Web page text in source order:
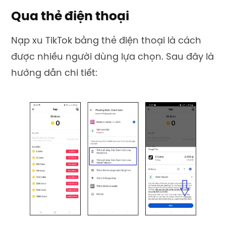
Qua thẻ điện thoại
Nạp xu TikTok bằng thẻ điện thoại là cách
được nhiều người dùng lựa chọn. Sau đây là
hướng dẫn chi tiết: